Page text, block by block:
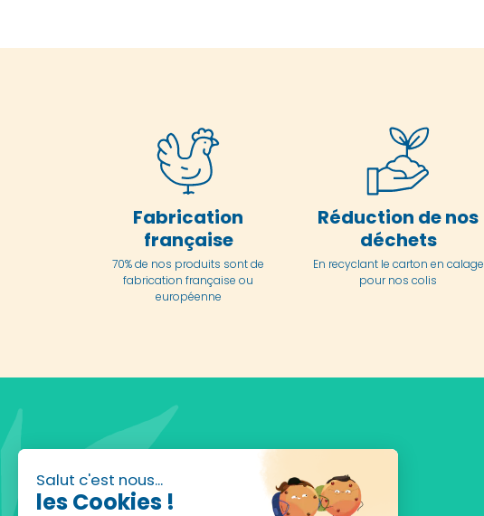
Salut c'est nous...
les Cookies !
Fabrication
française
70% de nos produits sont de
fabrication française ou
européenne
Réduction de nos
déchets
En recyclant le carton en calage
pour nos colis